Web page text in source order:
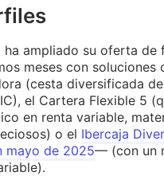
ha ampliado su oferta
meses con soluciones
(cesta diversificada
el Cartera Flexible 5
en renta variable,
o el Ibercaja
mayo de 2025— (con un